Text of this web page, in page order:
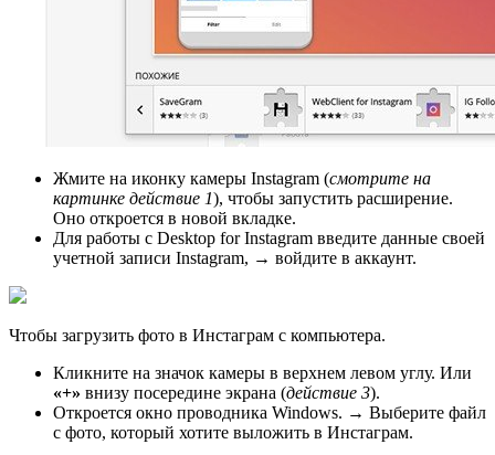
Жмите на иконку камеры Instagram (смотрите на
картинке действие 1), чтобы запустить расширение.
Оно откроется в новой вкладке.
Для работы с Desktop for Instagram введите данные своей
учетной записи Instagram, → войдите в аккаунт.
Чтобы загрузить фото в Инстаграм с компьютера.
Кликните на значок камеры в верхнем левом углу. Или
«+» внизу посередине экрана (действие 3).
Откроется окно проводника Windows. → Выберите файл
с фото, который хотите выложить в Инстаграм.